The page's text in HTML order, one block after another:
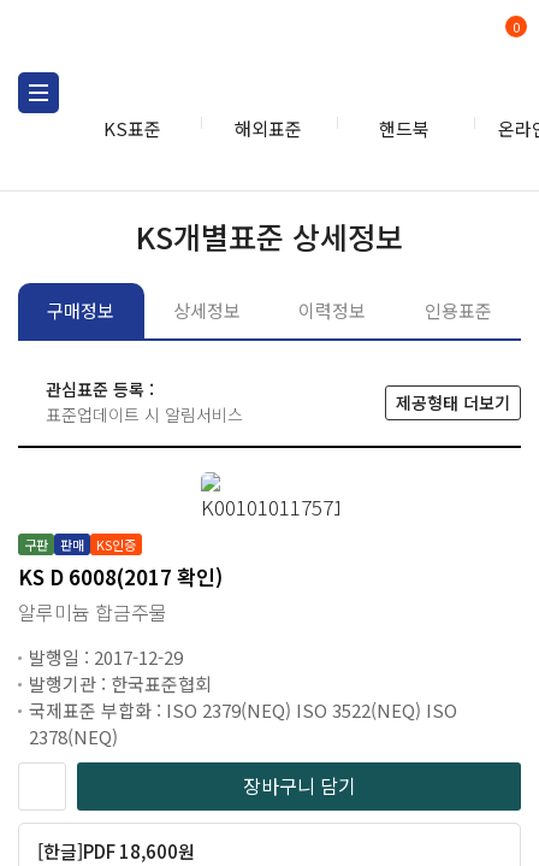
KS표준 해외표준 핸드북 온라
0
KS개별표준 상세정보
구매정보 상세정보 이력정보 인용표준
관심표준 등록 :
표준업데이트 시 알림서비스
제공형태 더보기
구판 판매 KS인증
KS D 6008(2017 확인)
알루미늄 합금주물
발행일 : 2017-12-29
발행기관 : 한국표준협회
국제표준 부합화 : ISO 2379(NEQ) ISO 3522(NEQ) ISO
2378(NEQ)
장바구니 담기
[한글]PDF 18,600원